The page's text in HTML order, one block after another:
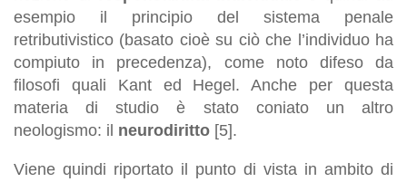
esempio il principio del sistema penale
retributivistico (basato cioè su ciò che l’individuo ha
compiuto in precedenza), come noto difeso da
filosofi quali Kant ed Hegel. Anche per questa
materia di studio è stato coniato un altro
neologismo: il neurodiritto [5].
Viene quindi riportato il punto di vista in ambito di